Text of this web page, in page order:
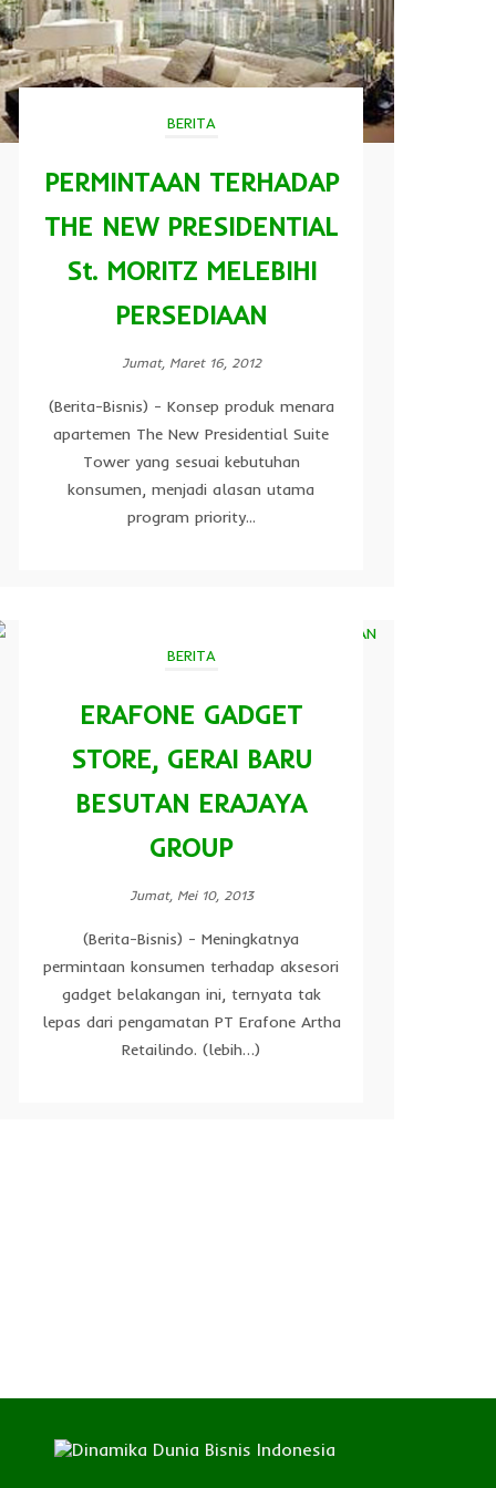
BERITA
PERMINTAAN TERHADAP
THE NEW PRESIDENTIAL
St. MORITZ MELEBIHI
PERSEDIAAN
Jumat, Maret 16, 2012
(Berita-Bisnis) - Konsep produk menara
apartemen The New Presidential Suite
Tower yang sesuai kebutuhan
konsumen, menjadi alasan utama
program priority...
BERITA
ERAFONE GADGET
STORE, GERAI BARU
BESUTAN ERAJAYA
GROUP
Jumat, Mei 10, 2013
(Berita-Bisnis) - Meningkatnya
permintaan konsumen terhadap aksesori
gadget belakangan ini, ternyata tak
lepas dari pengamatan PT Erafone Artha
Retailindo. (lebih…)